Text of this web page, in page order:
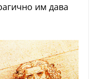
им дава